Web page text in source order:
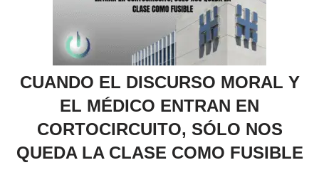
CUANDO EL DISCURSO MORAL Y
EL MÉDICO ENTRAN EN
CORTOCIRCUITO, SÓLO NOS
QUEDA LA CLASE COMO FUSIBLE